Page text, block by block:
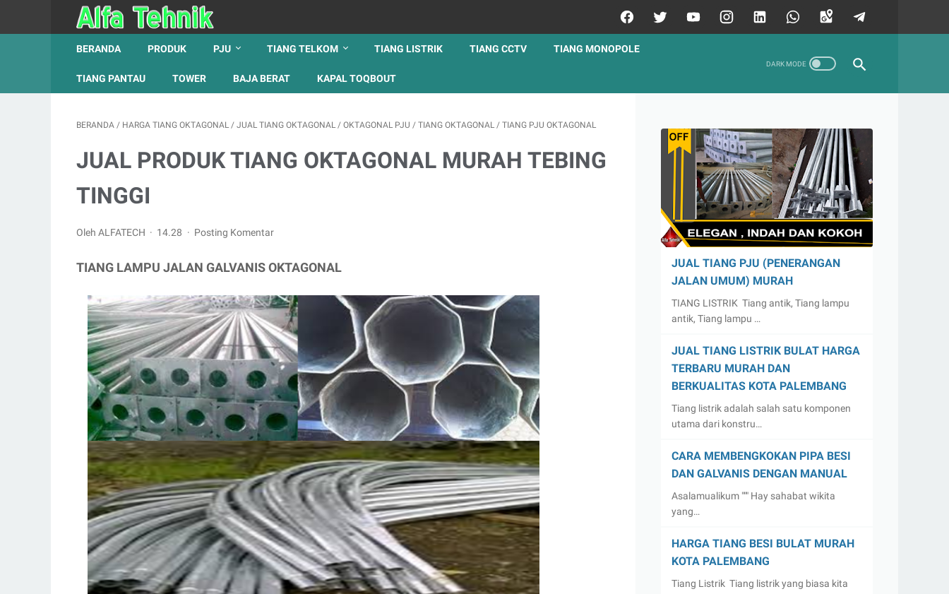
BERANDA PRODUK PJU TIANG TELKOM TIANG LISTRIK TIANG CCTV TIANG MONOPOLE
TIANG PANTAU TOWER BAJA BERAT KAPAL TOQBOUT
BERANDA / HARGA TIANG OKTAGONAL / JUAL TIANG OKTAGONAL / OKTAGONAL PJU / TIANG OKTAGONAL / TIANG PJU OKTAGONAL
JUAL PRODUK TIANG OKTAGONAL MURAH TEBING
TINGGI
Oleh ALFATECH 14.28 Posting Komentar
TIANG LAMPU JALAN GALVANIS OKTAGONAL
JUAL TIANG PJU (PENERANGAN
JALAN UMUM) MURAH
TIANG LISTRIK Tiang antik, Tiang lampu
antik, Tiang lampu …
JUAL TIANG LISTRIK BULAT HARGA
TERBARU MURAH DAN
BERKUALITAS KOTA PALEMBANG
Tiang listrik adalah salah satu komponen
utama dari konstru…
CARA MEMBENGKOKAN PIPA BESI
DAN GALVANIS DENGAN MANUAL
Asalamualikum """ Hay sahabat wikita
yang…
HARGA TIANG BESI BULAT MURAH
KOTA PALEMBANG
Tiang Listrik Tiang listrik yang biasa kita